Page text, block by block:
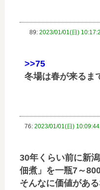
89: 2023/01/01(日)
>>75
冬場は春が来るま
76: 2023/01/01(日)
30年くらい前に新
佃煮」を一瓶7～
そんなに価値があ